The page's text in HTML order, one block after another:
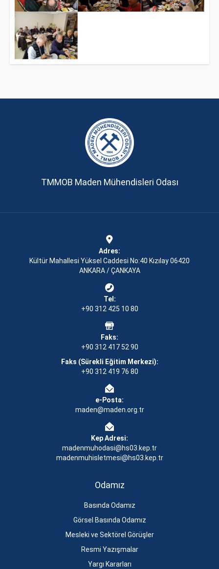
TMMOB Maden Mühendisleri Odası
Adres:
Kültür Mahallesi Yüksel Caddesi No:40 Kızılay 06420
ANKARA / ÇANKAYA
Tel:
+90 312 425 10 80
Faks:
+90 312 417 52 90
Faks (Sürekli Eğitim Merkezi):
+90 312 419 76 80
e-Posta:
maden@maden.org.tr
Kep Adresi:
madenmuhodasi@hs03.kep.tr
madenmuhisletmesi@hs03.kep.tr
Odamız
Basında Odamız
Görsel Basında Odamız
Mesleki ve Sektörel Görüşler
Resmi Yazışmalar
Yargı Kararları